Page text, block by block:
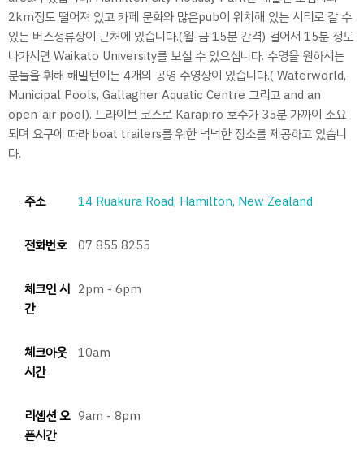
2km정도 떨어져 있고 카페 문화와 많은pub이 위치해 있는 시티로 갈 수
있는 버스정류장이 근처에 있습니다.(월-금 15분 간격) 걸어서 15분 정도
나가시면 Waikato University를 보실 수 있으십니다. 수영을 원하시는
분들을 휘해 해밀턴에는 4개의 공영 수영장이 있습니다.( Waterworld,
Municipal Pools, Gallagher Aquatic Centre 그리고 and an
open-air pool). 드라이브 코스로 Karapiro 호수가 35분 가까이 소요
되며 요구에 따라 boat trailers를 위한 넉넉한 장소를 제공하고 있습니
다.
주소 14 Ruakura Road, Hamilton, New Zealand
전화번호 07 855 8255
체크인 시
간
2pm - 6pm
체크아웃
시간
10am
리셉션 오
픈시간
9am - 8pm